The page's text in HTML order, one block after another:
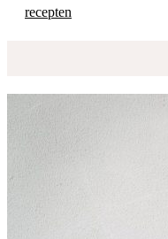
recepten